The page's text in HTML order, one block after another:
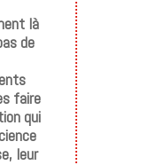
là
de
faire
qui
leur